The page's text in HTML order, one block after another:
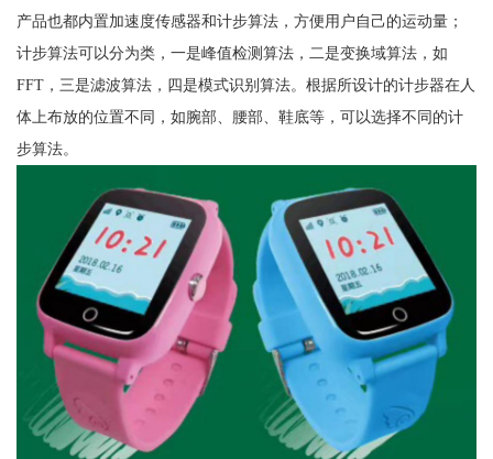
产品也都内置加速度传感器和计步算法，方便用户自己的运动量；
计步算法可以分为类，一是峰值检测算法，二是变换域算法，如
FFT，三是滤波算法，四是模式识别算法。根据所设计的计步器在人
体上布放的位置不同，如腕部、腰部、鞋底等，可以选择不同的计
步算法。